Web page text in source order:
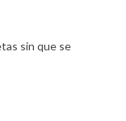
sin que se